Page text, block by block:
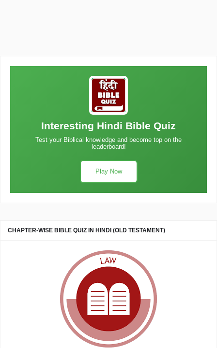
Interesting Hindi Bible Quiz
Test your Biblical knowledge and become top on the
leaderboard!
Play Now
CHAPTER-WISE BIBLE QUIZ IN HINDI (OLD TESTAMENT)